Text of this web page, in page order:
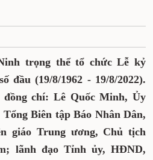
trọng thể tổ chức Lễ kỷ
đầu (19/8/1962 - 19/8/2022).
chí: Lê Quốc Minh, Ủy
Biên tập Báo Nhân Dân,
giáo Trung ương, Chủ tịch
lãnh đạo Tỉnh ủy, HĐND,